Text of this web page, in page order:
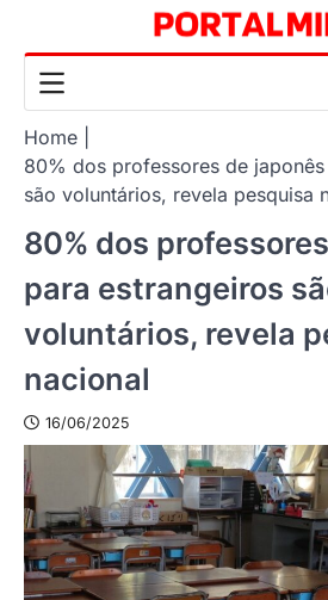
content
Home
80% dos professores de
são voluntários, revela pesquisa
80% dos
para estrangeiros
voluntários, revela
nacional
16/06/2025